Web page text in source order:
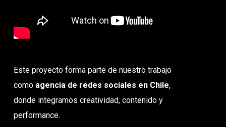
Este proyecto forma parte de nuestro trabajo
como agencia de redes sociales en Chile,
donde integramos creatividad, contenido y
performance.